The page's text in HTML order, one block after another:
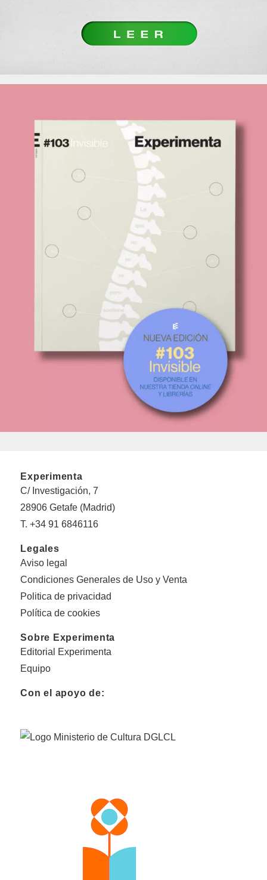
Experimenta
C/ Investigación, 7
28906 Getafe (Madrid)
T. +34 91 6846116
Legales
Aviso legal
Condiciones Generales de Uso y Venta
Politica de privacidad
Política de cookies
Sobre Experimenta
Editorial Experimenta
Equipo
Con el apoyo de: